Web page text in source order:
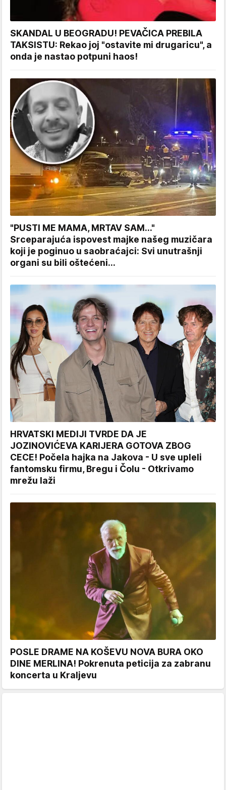
SKANDAL U BEOGRADU! PEVAČICA PREBILA
TAKSISTU: Rekao joj "ostavite mi drugaricu", a
onda je nastao potpuni haos!
"PUSTI ME MAMA, MRTAV SAM..."
Srceparajuća ispovest majke našeg muzičara
koji je poginuo u saobraćajci: Svi unutrašnji
organi su bili oštećeni...
HRVATSKI MEDIJI TVRDE DA JE
JOZINOVIĆEVA KARIJERA GOTOVA ZBOG
CECE! Počela hajka na Jakova - U sve upleli
fantomsku firmu, Bregu i Čolu - Otkrivamo
mrežu laži
POSLE DRAME NA KOŠEVU NOVA BURA OKO
DINE MERLINA! Pokrenuta peticija za zabranu
koncerta u Kraljevu